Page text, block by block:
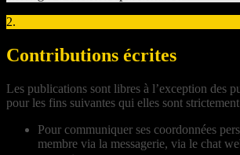
2.
Contributions écrites
Les publications sont libres à l’exception des
pour les fins suivantes qui elles sont
Pour communiquer ses coordonnées
membre via la messagerie, via le chat